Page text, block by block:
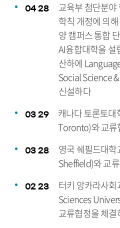
0428
교육부 첨단분야
학칙 개정에 의
양 캠퍼스 통합
AI융합대학을 설
산하에
Social Science
신설하다
03 29
캐나다 토론토
Toronto)와 교류
03 28
영국 쉐필드대
Sheffield)와 교
02 23
터키 앙카라사
Sciences
교류협정을 체결